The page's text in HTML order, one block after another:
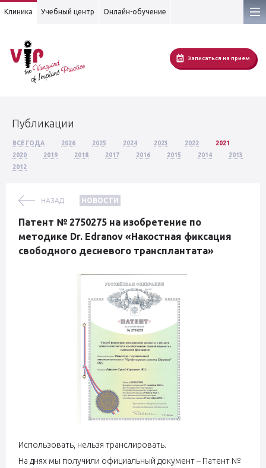
Клиника Учебный центр Онлайн-обучение
Записаться на прием
Публикации
ВСЕ ГОДА 2026 2025 2024 2023 2022
2021
2020
2019 2018 2017 2016 2015 2014
2013
2012
НАЗАД НОВОСТИ
Патент № 2750275 на изобретение по
методике Dr. Edranov «Накостная фиксация
свободного десневого трансплантата»
Использовать, нельзя транслировать.
На днях мы получили официальный документ – Патент №